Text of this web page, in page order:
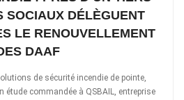
SOCIAUX DÉLÈGUENT
LE RENOUVELLEMENT
DAAF
de sécurité incendie de pointe,
étude commandée à QSBAIL, entreprise